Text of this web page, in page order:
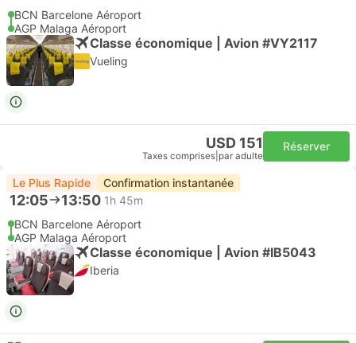
BCN Barcelone Aéroport
AGP Malaga Aéroport
Classe économique | Avion #VY2117
Vueling
USD 151
Taxes comprises par adulte
Réserver
Le Plus Rapide Confirmation instantanée
12:05 13:50 1h 45m
BCN Barcelone Aéroport
AGP Malaga Aéroport
Classe économique | Avion #IB5043
Iberia